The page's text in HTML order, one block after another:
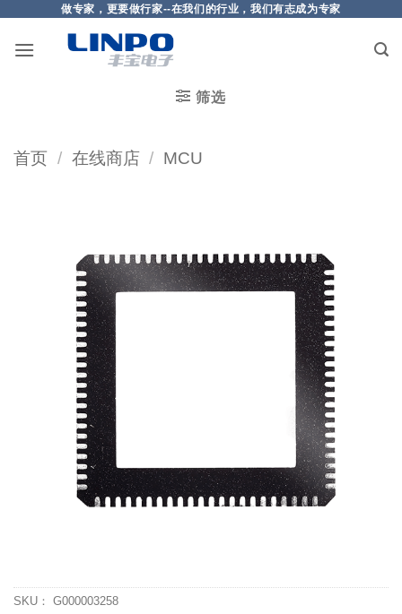
做专家，更要做行家--在我们的行业，我们有志成为专家
筛选
首页 / 在线商店 / MCU
SKU： G000003258